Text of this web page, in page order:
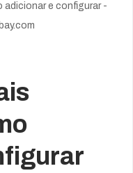
adicionar e configurar -